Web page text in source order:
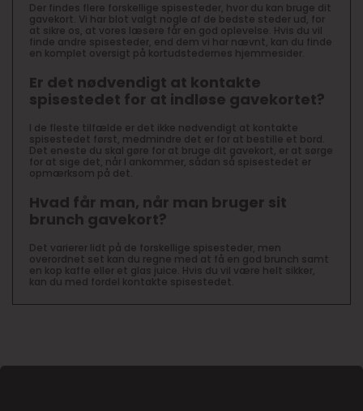
Der findes flere forskellige spisesteder, hvor du kan bruge dit
gavekort. Vi har blot valgt nogle af de bedste steder ud, for
at sikre os, at vores læsere får en god oplevelse. Hvis du vil
finde andre spisesteder, end dem vi har nævnt, kan du finde
en komplet oversigt på kortudstedernes hjemmesider.
Er det nødvendigt at kontakte
spisestedet for at indløse gavekortet?
I de fleste tilfælde er det ikke nødvendigt at kontakte
spisestedet først, medmindre det er for at bestille et bord.
Det eneste du skal gøre for at bruge dit gavekort, er at sørge
for at sige det, når I ankommer, sådan så spisestedet er
opmærksom på det.
Hvad får man, når man bruger sit
brunch gavekort?
Det varierer lidt på de forskellige spisesteder, men
overordnet set kan du regne med at få en god brunch samt
en kop kaffe eller et glas juice. Hvis du vil være helt sikker,
kan du med fordel kontakte spisestedet.